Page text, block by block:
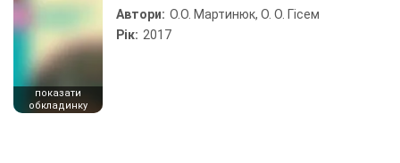
показати
обкладинку
Автори: О.О. Мартинюк, О. О. Гісем
Рік: 2017